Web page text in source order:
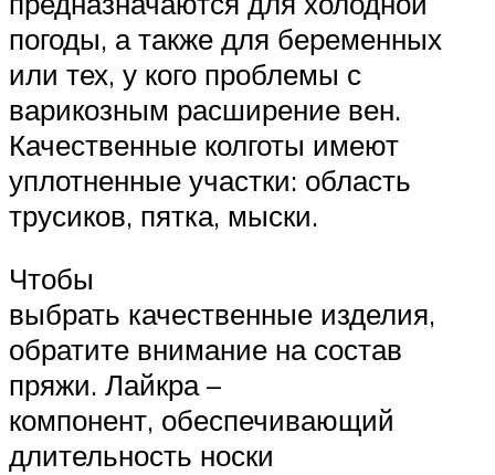
погоды, а также для беременных
или тех, у кого проблемы с
варикозным расширение вен.
Качественные колготы имеют
уплотненные участки: область
трусиков, пятка, мыски.
Чтобы
выбрать качественные изделия,
обратите внимание на состав
пряжи. Лайкра –
компонент, обеспечивающий
длительность носки